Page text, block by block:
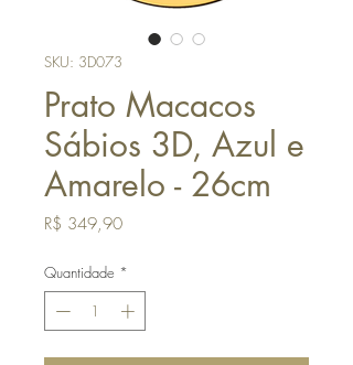
SKU: 3D073
Prato Macacos
Sábios 3D, Azul e
Amarelo - 26cm
R$ 349,90Preço
Quantidade *